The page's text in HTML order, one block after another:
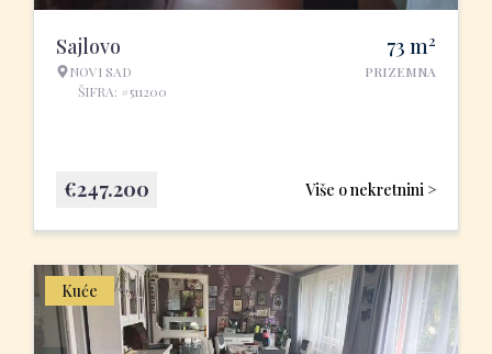
Sajlovo
NOVI SAD
ŠIFRA: #511200
73 m2
PRIZEMNA
Više o nekretnini >
€247.200
Kuće